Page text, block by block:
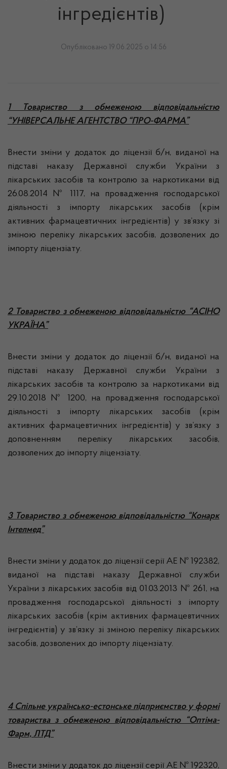
інгредієнтів)
Опубліковано 19.06.2025 о 14:56
1 Товариство з обмеженою відповідальністю
“УНІВЕРСАЛЬНЕ АГЕНТСТВО “ПРО-ФАРМА”
Внести зміни у додаток до ліцензії б/н, виданої на
підставі наказу Державної служби України з
лікарських засобів та контролю за наркотиками від
26.08.2014 № 1117, на провадження господарської
діяльності з імпорту лікарських засобів (крім
активних фармацевтичних інгредієнтів) у зв’язку зі
зміною переліку лікарських засобів, дозволених до
імпорту ліцензіату.
2 Товариство з обмеженою відповідальністю “АСІНО
УКРАЇНА”
Внести зміни у додаток до ліцензії б/н, виданої на
підставі наказу Державної служби України з
лікарських засобів та контролю за наркотиками від
29.10.2018 № 1200, на провадження господарської
діяльності з імпорту лікарських засобів (крім
активних фармацевтичних інгредієнтів) у зв’язку з
доповненням переліку лікарських засобів,
дозволених до імпорту ліцензіату.
3 Товариство з обмеженою відповідальністю “Конарк
Інтелмед”
Внести зміни у додаток до ліцензії серії АЕ № 192382,
виданої на підставі наказу Державної служби
України з лікарських засобів від 01.03.2013 № 261, на
провадження господарської діяльності з імпорту
лікарських засобів (крім активних фармацевтичних
інгредієнтів) у зв’язку зі зміною переліку лікарських
засобів, дозволених до імпорту ліцензіату.
4 Спільне українсько-естонське підприємство у формі
товариства з обмеженою відповідальністю “Оптіма-
Фарм, ЛТД”
Внести зміни у додаток до ліцензії серії АЕ № 192320,